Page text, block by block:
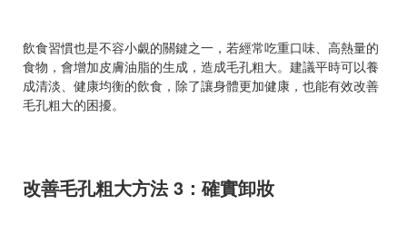
飲食習慣也是不容小覷的關鍵之一，若經常吃重口味、高熱量的
食物，會增加皮膚油脂的生成，造成毛孔粗大。建議平時可以養
成清淡、健康均衡的飲食，除了讓身體更加健康，也能有效改善
毛孔粗大的困擾。
改善毛孔粗大方法 3：確實卸妝